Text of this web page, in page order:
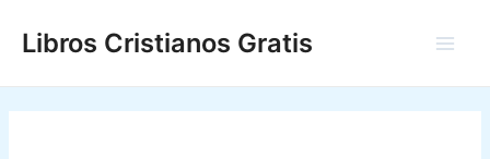
Libros Cristianos Gratis